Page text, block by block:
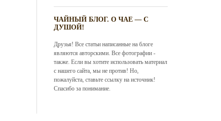
ЧАЙНЫЙ БЛОГ. О ЧАЕ — С
ДУШОЙ!
Друзья! Все статьи написанные на блоге
являются авторскими. Все фотографии -
также. Если вы хотите использовать материал
с нашего сайта, мы не против! Но,
пожалуйста, ставьте ссылку на источник!
Спасибо за понимание.